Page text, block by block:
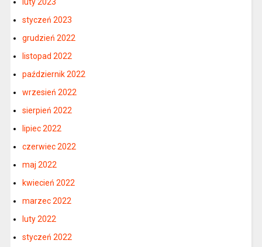
luty 2023
styczeń 2023
grudzień 2022
listopad 2022
październik 2022
wrzesień 2022
sierpień 2022
lipiec 2022
czerwiec 2022
maj 2022
kwiecień 2022
marzec 2022
luty 2022
styczeń 2022